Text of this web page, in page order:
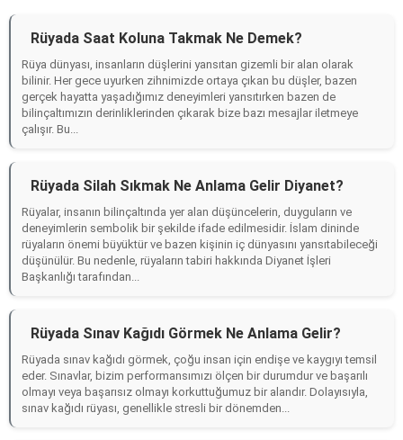
Rüyada Saat Koluna Takmak Ne Demek?
Rüya dünyası, insanların düşlerini yansıtan gizemli bir alan olarak
bilinir. Her gece uyurken zihnimizde ortaya çıkan bu düşler, bazen
gerçek hayatta yaşadığımız deneyimleri yansıtırken bazen de
bilinçaltımızın derinliklerinden çıkarak bize bazı mesajlar iletmeye
çalışır. Bu...
Rüyada Silah Sıkmak Ne Anlama Gelir Diyanet?
Rüyalar, insanın bilinçaltında yer alan düşüncelerin, duyguların ve
deneyimlerin sembolik bir şekilde ifade edilmesidir. İslam dininde
rüyaların önemi büyüktür ve bazen kişinin iç dünyasını yansıtabileceği
düşünülür. Bu nedenle, rüyaların tabiri hakkında Diyanet İşleri
Başkanlığı tarafından...
Rüyada Sınav Kağıdı Görmek Ne Anlama Gelir?
Rüyada sınav kağıdı görmek, çoğu insan için endişe ve kaygıyı temsil
eder. Sınavlar, bizim performansımızı ölçen bir durumdur ve başarılı
olmayı veya başarısız olmayı korkuttuğumuz bir alandır. Dolayısıyla,
sınav kağıdı rüyası, genellikle stresli bir dönemden...